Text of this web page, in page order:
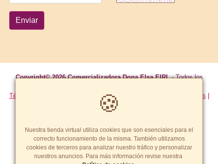
Enviar
Copyright© 2026 Comercializadora Dona Elsa EIRL- Todos los
Términos y Condiciones
Política de calidad, garantía y devoluciones
Política de cookies |Formas de pago
Tarifas y zonas de reparto
🍪
Nuestra tienda virtual utiliza cookies que son esenciales para el
correcto funcionamiento de la misma. También utilizamos
cookies de terceros para analizar nuestro tráfico y personalizar
nuestros anuncios. Para más información revise nuestra